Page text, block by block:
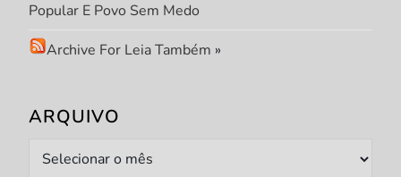
Popular E Povo Sem Medo
Archive For Leia Também »
ARQUIVO
Arquivo